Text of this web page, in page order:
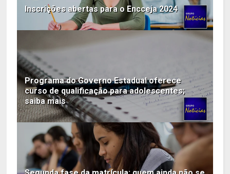
Inscrições abertas para o Encceja 2024
Programa do Governo Estadual oferece
curso de qualificação para adolescentes;
saiba mais